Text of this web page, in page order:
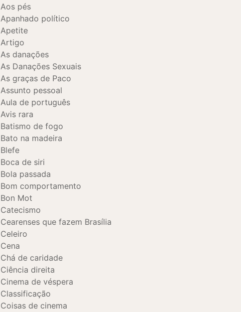
Aos pés
Apanhado político
Apetite
Artigo
As danações
As Danações Sexuais
As graças de Paco
Assunto pessoal
Aula de português
Avis rara
Batismo de fogo
Bato na madeira
Blefe
Boca de siri
Bola passada
Bom comportamento
Bon Mot
Catecismo
Cearenses que fazem Brasília
Celeiro
Cena
Chá de caridade
Ciência direita
Cinema de véspera
Classificação
Coisas de cinema